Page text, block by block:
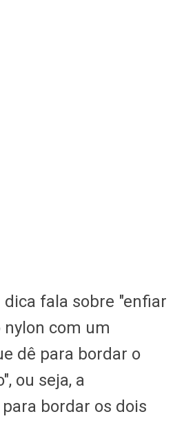
fala sobre "enfiar
nylon com um
dê para bordar o
ou seja, a
bordar os dois